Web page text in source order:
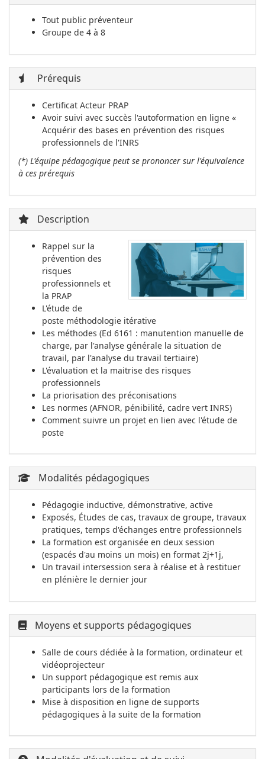
Tout public préventeur
Groupe de 4 à 8
Prérequis
Certificat Acteur PRAP
Avoir suivi avec succès l'autoformation en ligne «
Acquérir des bases en prévention des risques
professionnels de l'INRS
(*) L'équipe pédagogique peut se prononcer sur l'équivalence
à ces prérequis
Description
Rappel sur la
prévention des
risques
professionnels et
la PRAP
L'étude de
poste méthodologie itérative
Les méthodes (Ed 6161 : manutention manuelle de
charge, par l'analyse générale la situation de
travail, par l'analyse du travail tertiaire)
L'évaluation et la maitrise des risques
professionnels
La priorisation des préconisations
Les normes (AFNOR, pénibilité, cadre vert INRS)
Comment suivre un projet en lien avec l'étude de
poste
Modalités pédagogiques
Pédagogie inductive, démonstrative, active
Exposés, Études de cas, travaux de groupe, travaux
pratiques, temps d'échanges entre professionnels
La formation est organisée en deux session
(espacés d'au moins un mois) en format 2j+1j,
Un travail intersession sera à réalise et à restituer
en plénière le dernier jour
Moyens et supports pédagogiques
Salle de cours dédiée à la formation, ordinateur et
vidéoprojecteur
Un support pédagogique est remis aux
participants lors de la formation
Mise à disposition en ligne de supports
pédagogiques à la suite de la formation